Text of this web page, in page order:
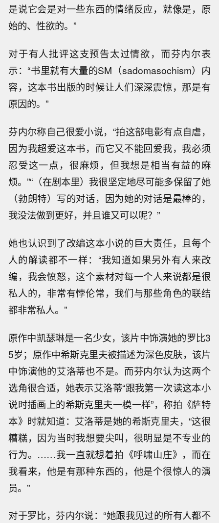
是说它会是对一些东西的情绪反应，就像是，原
始的、性欲的。”
对于有人批评这支预告太过情欲，而芬内尔表
示：“书里就有大量的SM（sadomasochism）内
容，这本书出版的时候让人们深深震惊，那是有
原因的。”
芬内尔称自己很爱小说，“拍这部电影有点自虐，
因为我超爱这本书，而它又不能回爱我，我必须
忍受这一点，很麻烦，但我想是相当有益的麻
烦。”“（在剧本里）我很坚定地尽可能多保留了她
（勃朗特）写的对话，因为她的对话是最棒的，
我没法做到更好，并且谁又可以呢？”
她也认识到了改编这本小说的巨大责任，且每个
人的解读都不一样：“我知道如果另外有人来改
编，我会愤怒，这个素材对每一个人来说都是很
私人的，非常有悖伦常，我们与那些角色的联结
都非常私人。”
原作中凯瑟琳是一名少女，该片中饰演她的罗比3
5岁；原作中希斯克里夫被描述为深色皮肤，该片
中饰演他的艾洛蒂也不是。而芬内尔认为这两个
选角很合适，她表示艾洛蒂“跟我第一次读这本小
说时插画上的希斯克里夫一模一样”，称拍《萨特
本》时就知道：艾洛蒂是她的希斯克里夫，“这很
糟糕，因为当时我想要尖叫，很明显是不专业的
行为。……我一直就想着拍《呼啸山庄》，而在
我看来，他是有那种东西的，他是个很惊人的演
员。”
对于罗比，芬内尔说：“她跟我见过的所有人都不